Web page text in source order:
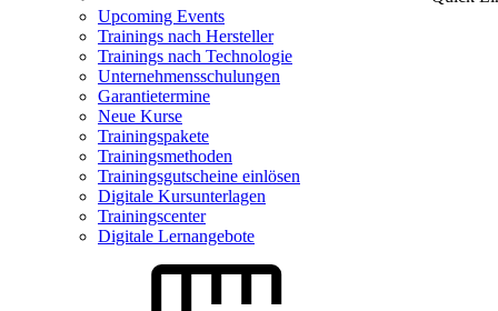
Upcoming Events
Trainings nach Hersteller
Trainings nach Technologie
Unternehmensschulungen
Garantietermine
Neue Kurse
Trainingspakete
Trainingsmethoden
Trainingsgutscheine einlösen
Digitale Kursunterlagen
Trainingscenter
Digitale Lernangebote